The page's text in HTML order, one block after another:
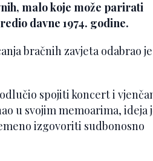
malo koje može parirati
davne 1974. godine.
bračnih zavjeta odabrao
spojiti koncert i
u svojim memoarima, ideja
izgovoriti sudbonosno